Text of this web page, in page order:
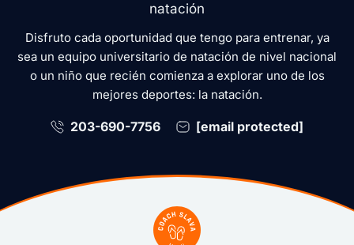
natación
Disfruto cada oportunidad que tengo para entrenar, ya
sea un equipo universitario de natación de nivel nacional
o un niño que recién comienza a explorar uno de los
mejores deportes: la natación.
203-690-7756 [email protected]